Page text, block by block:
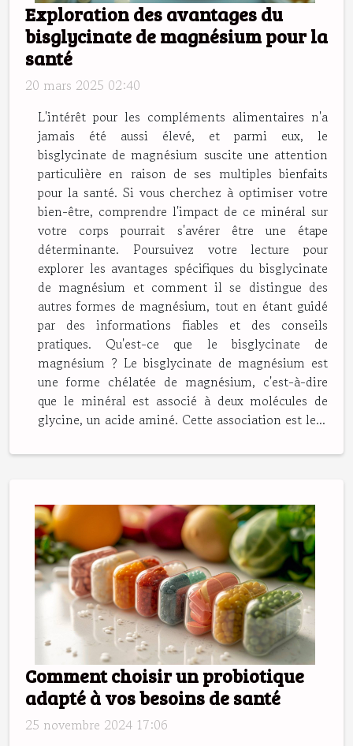
Exploration des avantages du
bisglycinate de magnésium pour la
santé
20 mars 2025 02:40
L'intérêt pour les compléments alimentaires n'a
jamais été aussi élevé, et parmi eux, le
bisglycinate de magnésium suscite une attention
particulière en raison de ses multiples bienfaits
pour la santé. Si vous cherchez à optimiser votre
bien-être, comprendre l'impact de ce minéral sur
votre corps pourrait s'avérer être une étape
déterminante. Poursuivez votre lecture pour
explorer les avantages spécifiques du bisglycinate
de magnésium et comment il se distingue des
autres formes de magnésium, tout en étant guidé
par des informations fiables et des conseils
pratiques. Qu'est-ce que le bisglycinate de
magnésium ? Le bisglycinate de magnésium est
une forme chélatée de magnésium, c'est-à-dire
que le minéral est associé à deux molécules de
glycine, un acide aminé. Cette association est le...
Comment choisir un probiotique
adapté à vos besoins de santé
25 novembre 2024 17:06